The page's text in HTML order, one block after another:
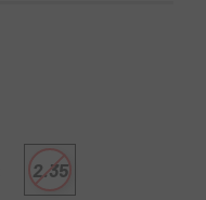
2.35